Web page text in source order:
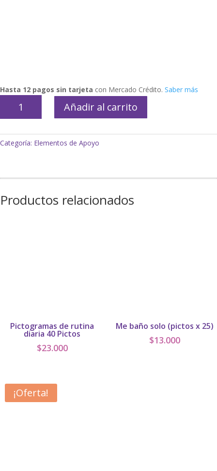
Hasta 12 pagos sin tarjeta con Mercado Crédito. Saber más
variable
cantidad
Añadir al carrito
Categoría: Elementos de Apoyo
Productos relacionados
Pictogramas de rutina
diaria 40 Pictos
$23.000
Me baño solo (pictos x 25)
$13.000
¡Oferta!